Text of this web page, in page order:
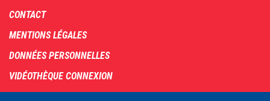
Footer
menu
CONTACT
MENTIONS LÉGALES
DONNÉES PERSONNELLES
VIDÉOTHÈQUE CONNEXION